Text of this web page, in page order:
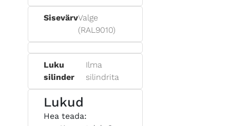
SisevärvValge
(RAL9010)
Luku
silinder
Ilma
silindrita
Lukud
Hea teada: